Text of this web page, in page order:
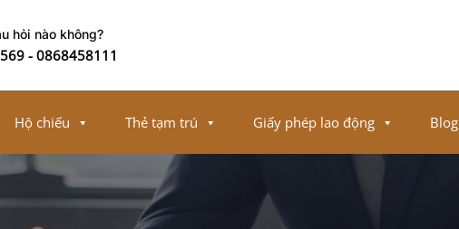
hỏi nào không?
-0868458111
Hộ chiếu Thẻ tạm trú Giấy phép lao động Blog